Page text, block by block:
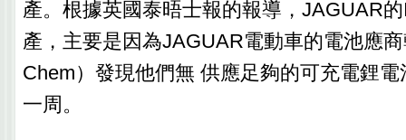
產。根據英國泰晤士報的報導，JAGUAR
產，主要是因為JAGUAR電動車的電池應
Chem）發現他們無 供應足夠的可充電鋰
一周。